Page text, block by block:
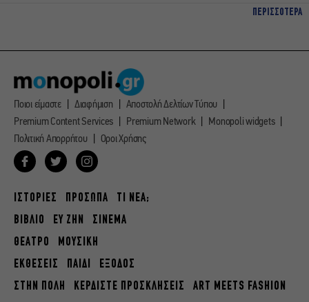
ΠΕΡΙΣΣΟΤΕΡΑ
Ποιοι είμαστε Διαφήμιση
Αποστολή Δελτίων Τύπου
Premium Content Services
Premium Network
Monopoli widgets
Πολιτική Απορρήτου
Οροι Χρήσης
ΙΣΤΟΡΙΕΣ ΠΡΟΣΩΠΑ
ΤΙ ΝΕΑ;
ΒΙΒΛΙΟ
ΕΥ ΖΗΝ
ΣΙΝΕΜΑ
ΘΕΑΤΡΟ
ΜΟΥΣΙΚΗ
ΕΚΘΕΣΕΙΣ
ΠΑΙΔΙ
ΕΞΟΔΟΣ
ΣΤΗΝ ΠΟΛΗ
ΚΕΡΔΙΣΤΕ ΠΡΟΣΚΛΗΣΕΙΣ ART MEETS FASHION